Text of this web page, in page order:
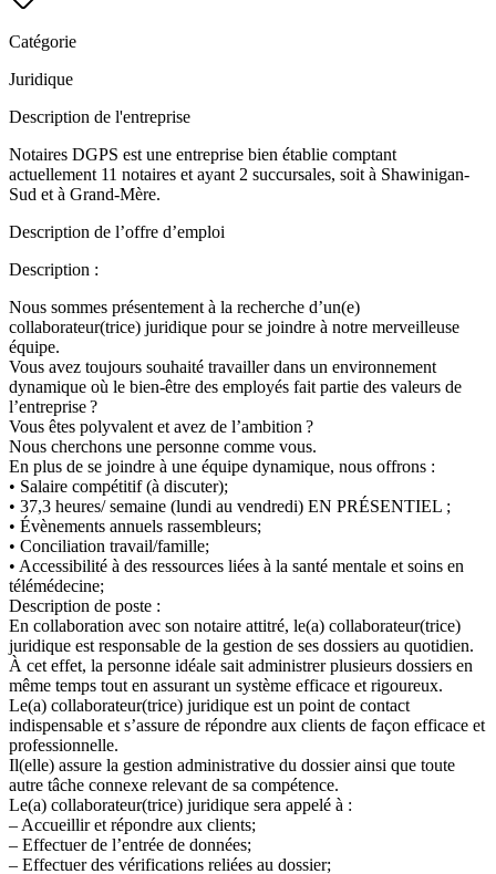
Catégorie
Juridique
Description de l'entreprise
Notaires DGPS est une entreprise bien établie comptant
actuellement 11 notaires et ayant 2 succursales, soit à Shawinigan-
Sud et à Grand-Mère.
Description de l’offre d’emploi
Description :
Nous sommes présentement à la recherche d’un(e)
collaborateur(trice) juridique pour se joindre à notre merveilleuse
équipe.
Vous avez toujours souhaité travailler dans un environnement
dynamique où le bien-être des employés fait partie des valeurs de
l’entreprise ?
Vous êtes polyvalent et avez de l’ambition ?
Nous cherchons une personne comme vous.
En plus de se joindre à une équipe dynamique, nous offrons :
• Salaire compétitif (à discuter);
• 37,3 heures/ semaine (lundi au vendredi) EN PRÉSENTIEL ;
• Évènements annuels rassembleurs;
• Conciliation travail/famille;
• Accessibilité à des ressources liées à la santé mentale et soins en
télémédecine;
Description de poste :
En collaboration avec son notaire attitré, le(a) collaborateur(trice)
juridique est responsable de la gestion de ses dossiers au quotidien.
À cet effet, la personne idéale sait administrer plusieurs dossiers en
même temps tout en assurant un système efficace et rigoureux.
Le(a) collaborateur(trice) juridique est un point de contact
indispensable et s’assure de répondre aux clients de façon efficace et
professionnelle.
Il(elle) assure la gestion administrative du dossier ainsi que toute
autre tâche connexe relevant de sa compétence.
Le(a) collaborateur(trice) juridique sera appelé à :
– Accueillir et répondre aux clients;
– Effectuer de l’entrée de données;
– Effectuer des vérifications reliées au dossier;